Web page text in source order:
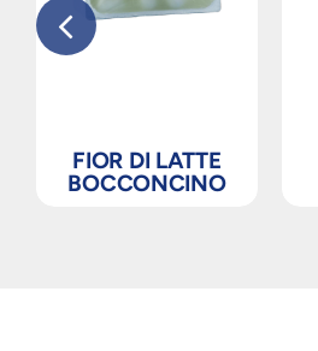
FIOR DI LATTE
BOCCONCINO